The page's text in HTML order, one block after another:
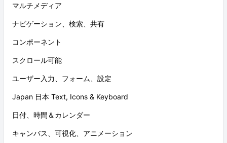
マルチメディア
ナビゲーション、検索、共有
コンポーネント
スクロール可能
ユーザー入力、フォーム、設定
Japan 日本 Text, Icons & Keyboard
日付、時間＆カレンダー
キャンバス、可視化、アニメーション